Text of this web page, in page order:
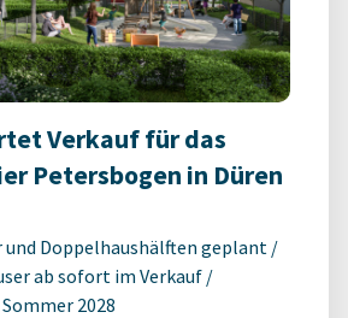
Verkauf für das
Petersbogen in Düren
und Doppelhaushälften geplant /
ab sofort im Verkauf /
2028